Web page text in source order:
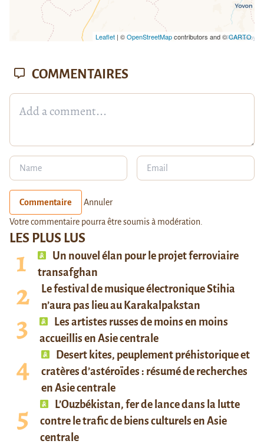
Leaflet| ©OpenStreetMapcontributors and ©CARTO
LES PLUS LUS
Un nouvel élan pour le projet ferroviaire
transafghan
Le festival de musique électronique Stihia
n’aura pas lieu au Karakalpakstan
Les artistes russes de moins en moins
accueillis en Asie centrale
Desert kites, peuplement préhistorique et
cratères d’astéroïdes : résumé de recherches
en Asie centrale
L’Ouzbékistan, fer de lance dans la lutte
contre le trafic de biens culturels en Asie
centrale
COMMENTAIRES
Commentaire Annuler
Votre commentaire pourra être soumis à modération.